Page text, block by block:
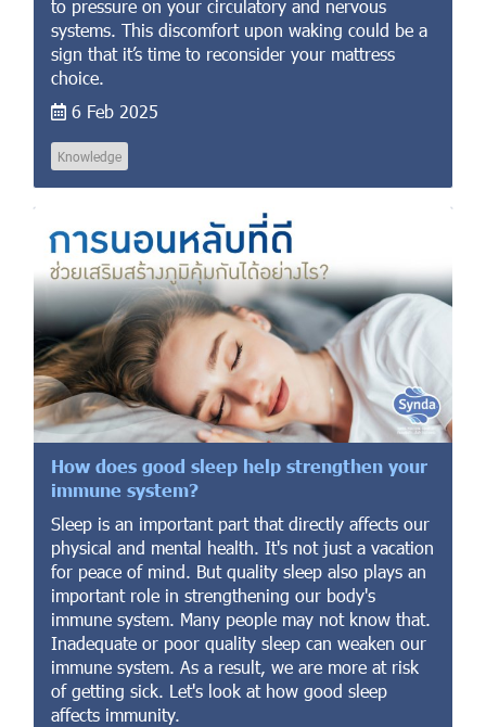
to pressure on your circulatory and nervous
systems. This discomfort upon waking could be a
sign that it’s time to reconsider your mattress
choice.
6 Feb 2025
Knowledge
How does good sleep help strengthen your
immune system?
Sleep is an important part that directly affects our
physical and mental health. It's not just a vacation
for peace of mind. But quality sleep also plays an
important role in strengthening our body's
immune system. Many people may not know that.
Inadequate or poor quality sleep can weaken our
immune system. As a result, we are more at risk
of getting sick. Let's look at how good sleep
affects immunity.